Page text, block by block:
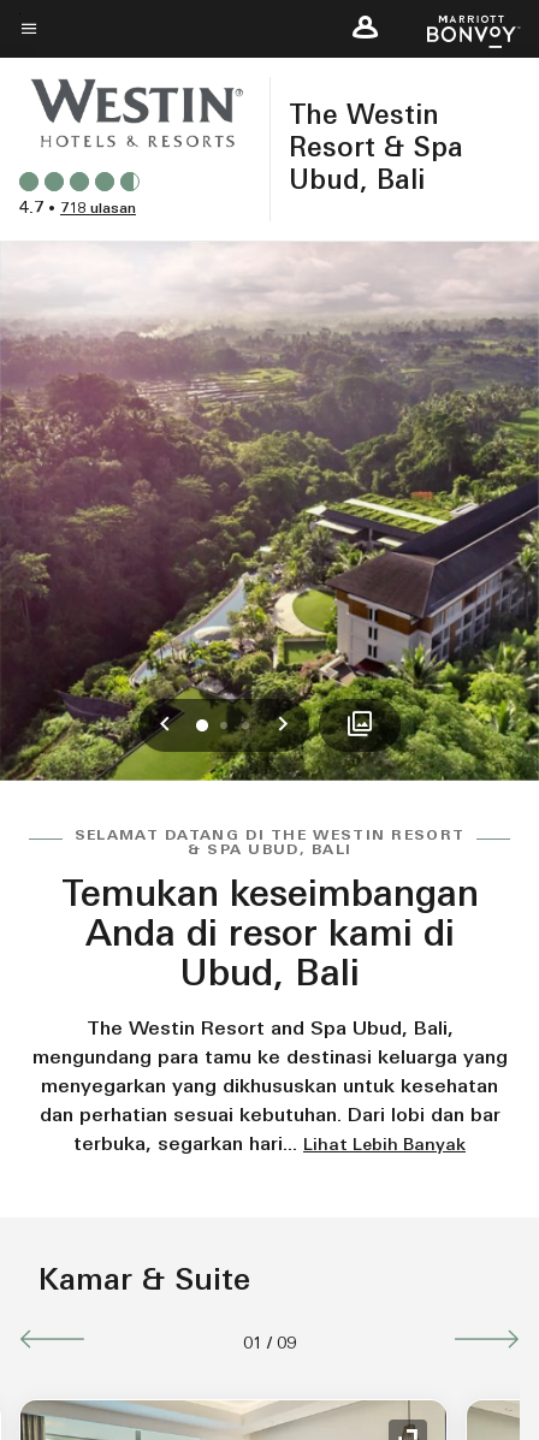
Skip
to
main
content
Teks menu
4.7 • 718 ulasan
The Westin
Resort & Spa
Ubud, Bali
Sebelumnya
0 12 Berikutnya
SELAMAT DATANG DI THE WESTIN RESORT
& SPA UBUD, BALI
Temukan keseimbangan
Anda di resor kami di
Ubud, Bali
The Westin Resort and Spa Ubud, Bali,
mengundang para tamu ke destinasi keluarga yang
menyegarkan yang dikhususkan untuk kesehatan
dan perhatian sesuai kebutuhan. Dari lobi dan bar
terbuka, segarkan hari... Lihat Lebih Banyak
Kamar & Suite
01 / 09